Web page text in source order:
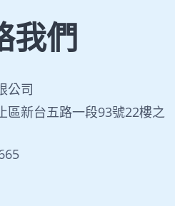
我們
公司
區新台五路一段93號22樓之